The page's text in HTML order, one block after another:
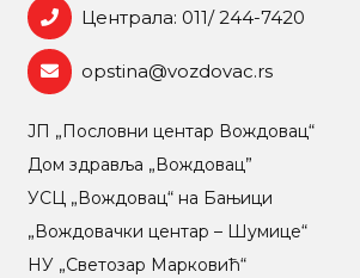
Централа: 011/ 244-7420
opstina@vozdovac.rs
ЈП „Пословни центар Вождовац“
Дом здравља „Вождовац”
УСЦ „Вождовац“ на Бањици
„Вождовачки центар – Шумице“
НУ „Светозар Марковић“